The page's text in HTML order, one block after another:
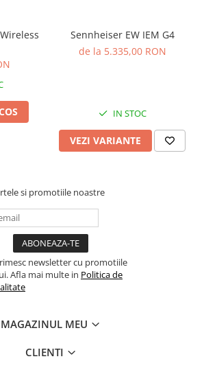
pentru copii
Sennheiser EW IEM G4
de la 5.335,00 RON
IN STOC
VEZI VARIANTE
si promotiile noastre
newsletter cu promotiile
Afla mai multe in Politica de
MAGAZINUL MEU
CLIENTI